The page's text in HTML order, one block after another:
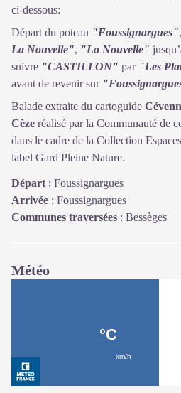
ci-dessous:
Départ du poteau "Foussignargues"
La Nouvelle", "La Nouvelle"
suivre "CASTILLON" par "Les
avant de revenir sur
Balade extraite du cartoguide
Cèze réalisé par la Communauté de
dans le cadre de la Collection
label Gard Pleine Nature.
Départ : Foussignargues
Arrivée : Foussignargues
Communes traversées : Bessèges
Météo